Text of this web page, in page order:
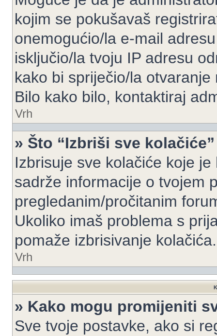
kojim se pokušavaš
onemogućio/la e-mail
isključio/la tvoju IP adresu
kako bi spriječio/la
Bilo kako bilo, kontaktiraj
Vrh
» Što “Izbriši sve
Izbrisuje sve kolačiće koje
sadrže informacije o tvojem
pregledanim/pročitanim
Ukoliko imaš problema s
pomaže izbrisivanje kolačića.
Vrh
» Kako mogu promijeniti
Sve tvoje postavke, ako si